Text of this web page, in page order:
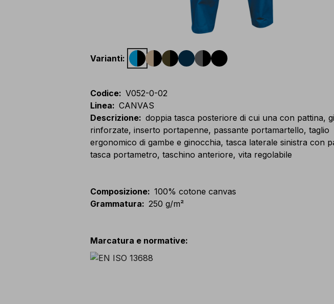
Varianti:
Codice: V052-0-02
Linea: CANVAS
Descrizione: doppia tasca posteriore di cui una con pattina,
rinforzate, inserto portapenne, passante portamartello, taglio
ergonomico di gambe e ginocchia, tasca laterale sinistra con
tasca portametro, taschino anteriore, vita regolabile
Composizione: 100% cotone canvas
Grammatura: 250 g/m²
Marcatura e normative: